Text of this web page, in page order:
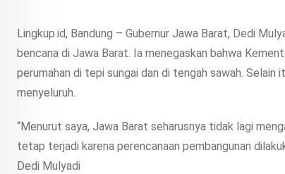
Lingkup.id, Bandung – Gubernur Jawa Barat, Dedi
bencana di Jawa Barat. Ia menegaskan bahwa
perumahan di tepi sungai dan di tengah sawah.
menyeluruh.
“Menurut saya, Jawa Barat seharusnya tidak lagi
tetap terjadi karena perencanaan pembangunan
Dedi Mulyadi